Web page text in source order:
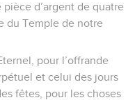
d’argent de quatre
du Temple de notre
pour l’offrande
et celui des jours
fêtes, pour les choses